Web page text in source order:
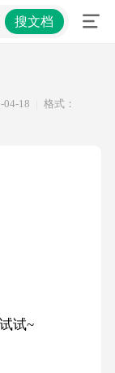
搜文档
04-18
格式：
试~